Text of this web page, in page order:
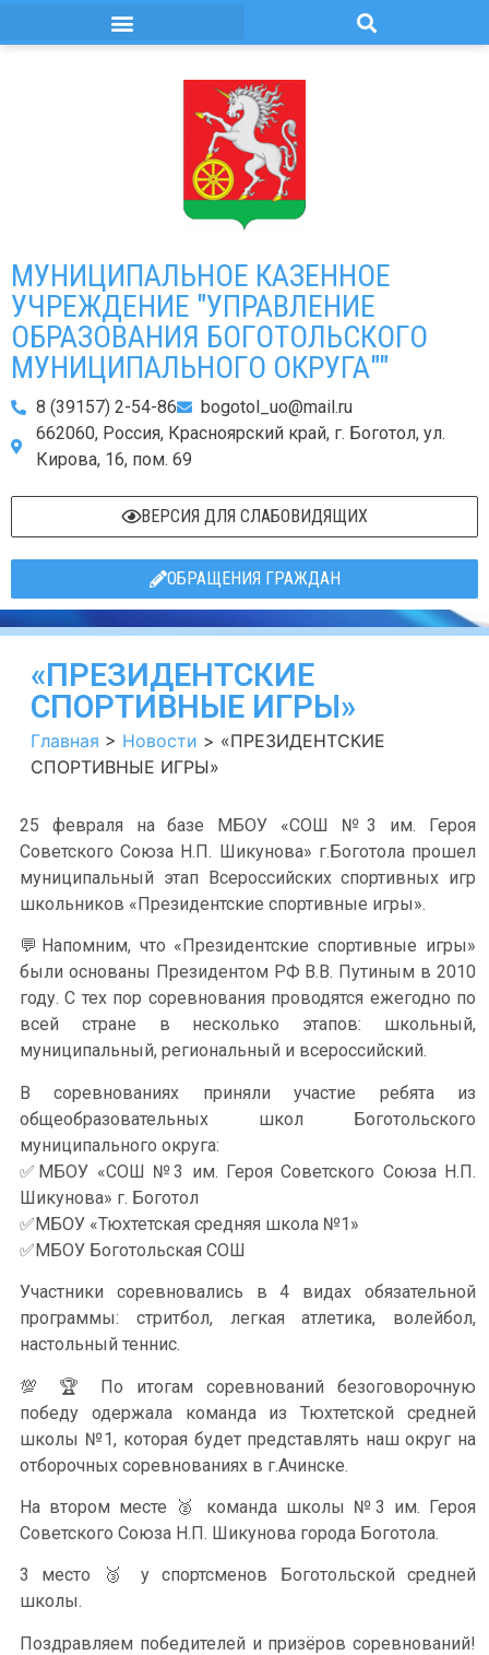
МУНИЦИПАЛЬНОЕ КАЗЕННОЕ
УЧРЕЖДЕНИЕ "УПРАВЛЕНИЕ
ОБРАЗОВАНИЯ БОГОТОЛЬСКОГО
МУНИЦИПАЛЬНОГО ОКРУГА""
8 (39157) 2-54-86
bogotol_uo@mail.ru
662060, Россия, Красноярский край, г. Боготол, ул.
Кирова, 16, пом. 69
ВЕРСИЯ ДЛЯ СЛАБОВИДЯЩИХ
ОБРАЩЕНИЯ ГРАЖДАН
«ПРЕЗИДЕНТСКИЕ
СПОРТИВНЫЕ ИГРЫ»
Главная > Новости > «ПРЕЗИДЕНТСКИЕ
СПОРТИВНЫЕ ИГРЫ»
25 февраля на базе МБОУ «СОШ №3 им. Героя
Советского Союза Н.П. Шикунова» г.Боготола прошел
муниципальный этап Всероссийских спортивных игр
школьников «Президентские спортивные игры».
💬Напомним, что «Президентские спортивные игры»
были основаны Президентом РФ В.В. Путиным в 2010
году. С тех пор соревнования проводятся ежегодно по
всей стране в несколько этапов: школьный,
муниципальный, региональный и всероссийский.
В соревнованиях приняли участие ребята из
общеобразовательных школ Боготольского
муниципального округа:
✅МБОУ «СОШ №3 им. Героя Советского Союза Н.П.
Шикунова» г. Боготол
✅МБОУ «Тюхтетская средняя школа №1»
✅МБОУ Боготольская СОШ
Участники соревновались в 4 видах обязательной
программы: стритбол, легкая атлетика, волейбол,
настольный теннис.
💯 🏆 По итогам соревнований безоговорочную
победу одержала команда из Тюхтетской средней
школы №1, которая будет представлять наш округ на
отборочных соревнованиях в г.Ачинске.
На втором месте 🥈 команда школы №3 им. Героя
Советского Союза Н.П. Шикунова города Боготола.
3 место 🥉 у спортсменов Боготольской средней
школы.
Поздравляем победителей и призёров соревнований!